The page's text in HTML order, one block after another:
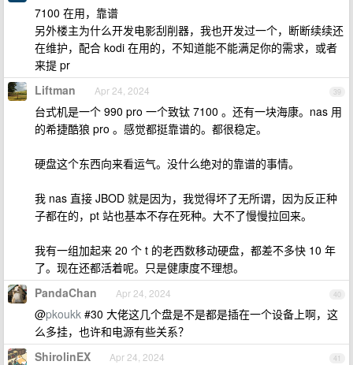
7100 在用，靠谱
另外楼主为什么开发电影刮削器，我也开发过一个，断断续续还
在维护，配合 kodi 在用的，不知道能不能满足你的需求，或者
来提 pr
39
Liftman Apr 24, 2024
台式机是一个 990 pro 一个致钛 7100 。还有一块海康。nas 用
的希捷酷狼 pro 。感觉都挺靠谱的。都很稳定。
硬盘这个东西向来看运气。没什么绝对的靠谱的事情。
我 nas 直接 JBOD 就是因为，我觉得坏了无所谓，因为反正种
子都在的，pt 站也基本不存在死种。大不了慢慢拉回来。
我有一组加起来 20 个 t 的老西数移动硬盘，都差不多快 10 年
了。现在还都活着呢。只是健康度不理想。
40
PandaChan Apr 24, 2024
@pkoukk #30 大佬这几个盘是不是都是插在一个设备上啊，这
么多挂，也许和电源有些关系？
41
ShirolinEX Apr 24, 2024